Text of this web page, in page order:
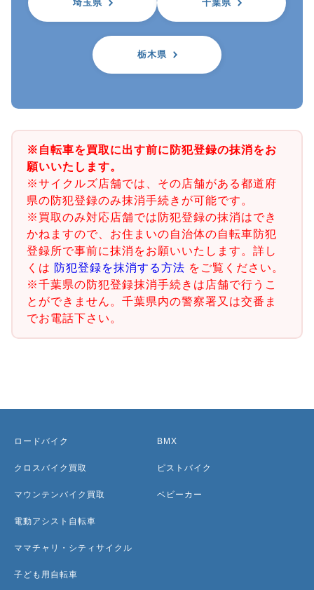
埼玉県 千葉県
栃木県
※自転車を買取に出す前に防犯登録の抹消をお
願いいたします。
※サイクルズ店舗では、その店舗がある都道府
県の防犯登録のみ抹消手続きが可能です。
※買取のみ対応店舗では防犯登録の抹消はでき
かねますので、お住まいの自治体の自転車防犯
登録所で事前に抹消をお願いいたします。詳し
くは 防犯登録を抹消する方法 をご覧ください。
※千葉県の防犯登録抹消手続きは店舗で行うこ
とができません。千葉県内の警察署又は交番ま
でお電話下さい。
ロードバイク
クロスバイク買取
マウンテンバイク買取
電動アシスト自転車
ママチャリ・シティサイクル
子ども用自転車
BMX
ピストバイク
ベビーカー